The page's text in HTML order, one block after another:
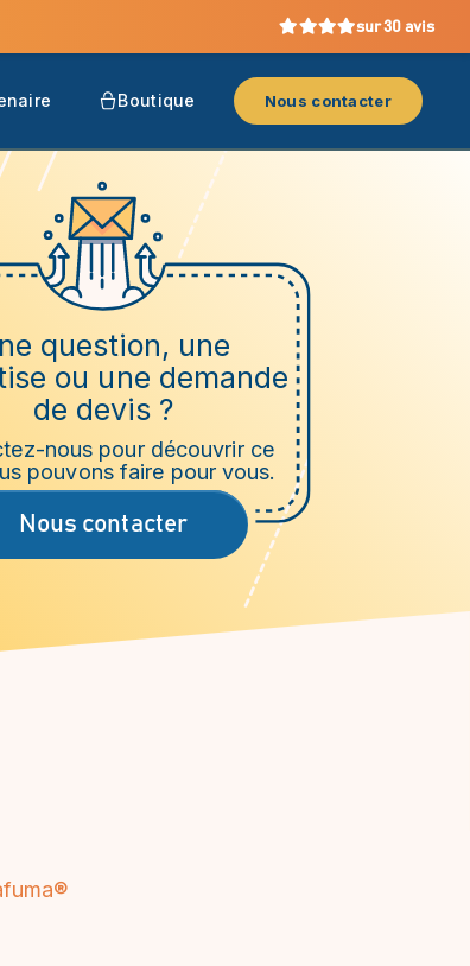
sur 30 avis
Boutique Nous contacter
question, une
ou une demande
de devis ?
nous pour découvrir ce
pouvons faire pour vous.
Nous contacter